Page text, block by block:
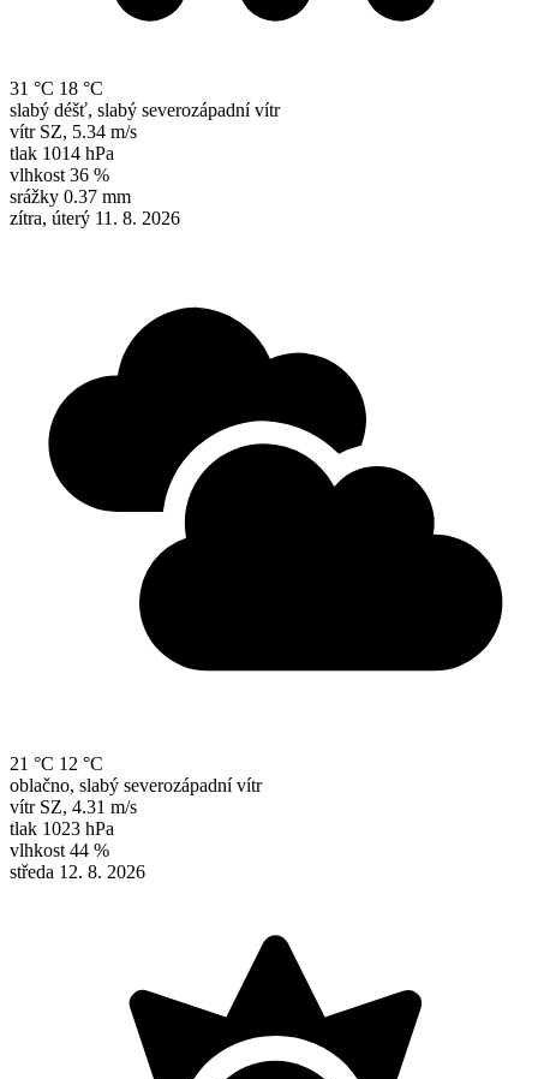
31 °C 18 °C
slabý déšť, slabý severozápadní vítr
vítr SZ, 5.34 m/s
tlak 1014 hPa
vlhkost 36 %
srážky 0.37 mm
zítra, úterý 11. 8. 2026
21 °C 12 °C
oblačno, slabý severozápadní vítr
vítr SZ, 4.31 m/s
tlak 1023 hPa
vlhkost 44 %
středa 12. 8. 2026